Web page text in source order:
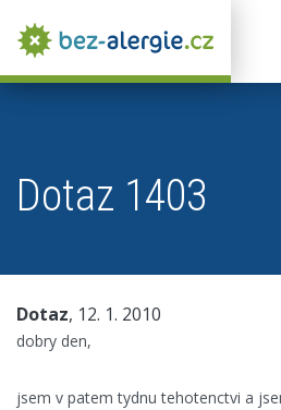
Dotaz 1403
Dotaz, 12. 1. 2010
dobry den,
jsem v patem tydnu tehotenctvi a